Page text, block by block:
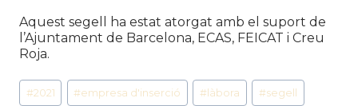
Aquest segell ha estat atorgat amb el suport de
l’Ajuntament de Barcelona, ECAS, FEICAT i Creu
Roja.
Etiquetes
d'entrada
#2021 #empresa d'inserció #làbora #segell